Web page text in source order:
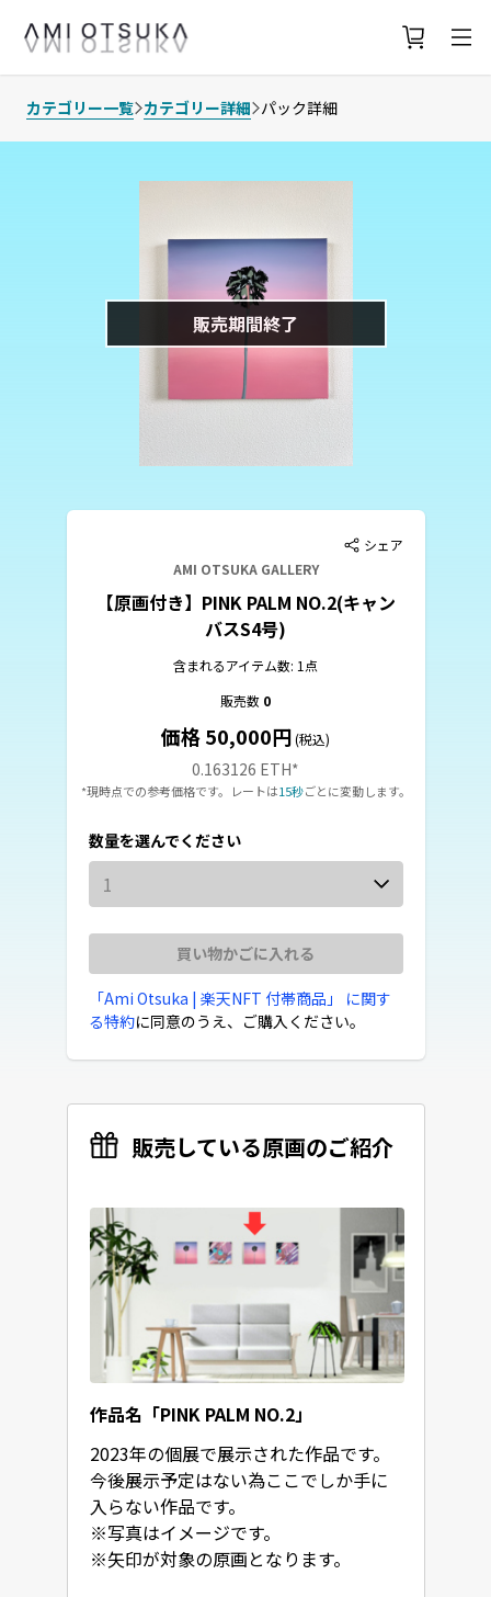
カテゴリー一覧 カテゴリー詳細 パック詳細
販売期間終了
シェア
AMI OTSUKA GALLERY
【原画付き】PINK PALM NO.2(キャン
バスS4号)
含まれるアイテム数: 1点
販売数 0
価格 50,000円(税込)
0.163126 ETH*
*現時点での参考価格です。レートは15秒ごとに変動します。
数量を選んでください
1
買い物かごに入れる
「Ami Otsuka | 楽天NFT 付帯商品」 に関す
る特約に同意のうえ、ご購入ください。
販売している原画のご紹介
作品名「PINK PALM NO.2」
2023年の個展で展示された作品です。
今後展示予定はない為ここでしか手に
入らない作品です。
※写真はイメージです。
※矢印が対象の原画となります。